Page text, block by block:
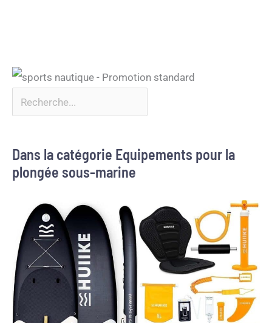
Dans la catégorie Equipements pour la
plongée sous-marine